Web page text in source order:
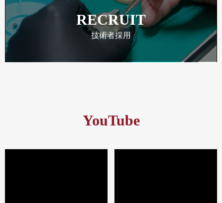
RECRUIT
技術者採用
YouTube